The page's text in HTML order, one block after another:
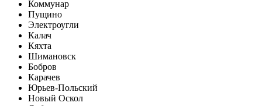
Коммунар
Пущино
Электроугли
Калач
Кяхта
Шимановск
Бобров
Карачев
Юрьев-Польский
Новый Оскол